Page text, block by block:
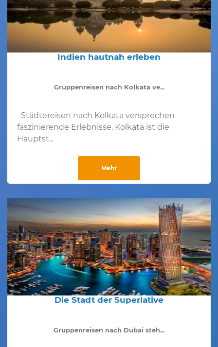
Indien hautnah erleben
Gruppenreisen nach Kolkata ve...
Städtereisen nach Kolkata versprechen
faszinierende Erlebnisse. Kolkata ist die
Hauptst...
Mehr
Die Stadt der Superlative
Gruppenreisen nach Dubai steh...